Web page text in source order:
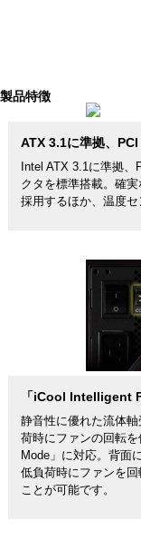
製品特徴
ATX 3.1に準拠、
Intel ATX 3.1に準拠
クタを標準搭載。確
採用するほか、温度セ
「iCool Intelligent
静音性に優れた流体
荷時にファンの回転
Mode」に対応。背面
低負荷時にファンを
ことが可能です。